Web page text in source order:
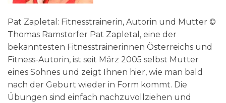
Pat Zapletal: Fitnesstrainerin, Autorin und Mutter ©
Thomas Ramstorfer Pat Zapletal, eine der
bekanntesten Fitnesstrainerinnen Österreichs und
Fitness-Autorin, ist seit März 2005 selbst Mutter
eines Sohnes und zeigt Ihnen hier, wie man bald
nach der Geburt wieder in Form kommt. Die
Übungen sind einfach nachzuvollziehen und